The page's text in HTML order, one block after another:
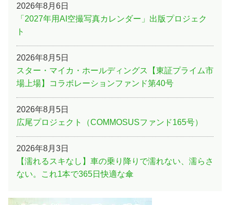
2026年8月6日
「2027年用AI空撮写真カレンダー」出版プロジェク
ト
2026年8月5日
スター・マイカ・ホールディングス【東証プライム市
場上場】コラボレーションファンド第40号
2026年8月5日
広尾プロジェクト（COMMOSUSファンド165号）
2026年8月3日
【濡れるスキなし】車の乗り降りで濡れない、濡らさ
ない。これ1本で365日快適な傘